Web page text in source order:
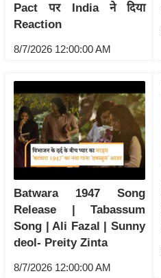
ली
वु
ड
ल्म
स
मी
क्षा
B
r
e
a
k
i
n
Pact पर India ने दिया
Reaction
8/7/2026 12:00:00 AM
Batwara 1947 Song
Release | Tabassum
Song | Ali Fazal | Sunny
deol- Preity Zinta
8/7/2026 12:00:00 AM